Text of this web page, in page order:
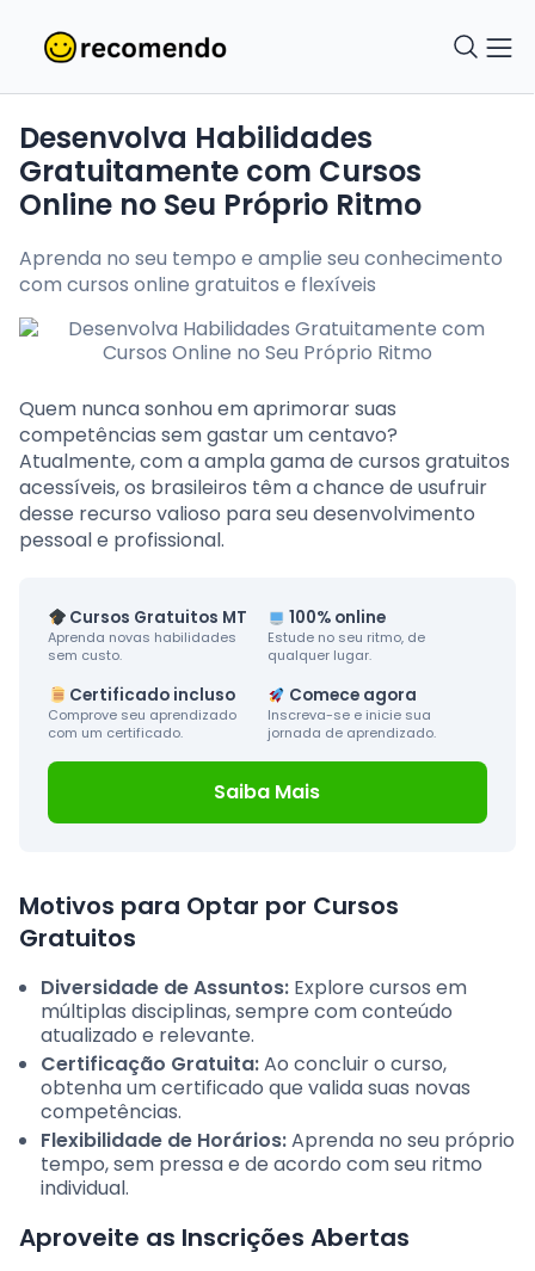
Desenvolva Habilidades
Gratuitamente com Cursos
Online no Seu Próprio Ritmo
Aprenda no seu tempo e amplie seu conhecimento
com cursos online gratuitos e flexíveis
Quem nunca sonhou em aprimorar suas
competências sem gastar um centavo?
Atualmente, com a ampla gama de cursos gratuitos
acessíveis, os brasileiros têm a chance de usufruir
desse recurso valioso para seu desenvolvimento
pessoal e profissional.
Cursos Gratuitos MT
Aprenda novas habilidades
sem custo.
100% online
Estude no seu ritmo, de
qualquer lugar.
Certificado incluso
Comprove seu aprendizado
com um certificado.
Comece agora
Inscreva-se e inicie sua
jornada de aprendizado.
Saiba Mais
Motivos para Optar por Cursos
Gratuitos
Diversidade de Assuntos: Explore cursos em
múltiplas disciplinas, sempre com conteúdo
atualizado e relevante.
Certificação Gratuita:Ao concluir o curso,
obtenha um certificado que valida suas novas
competências.
Flexibilidade de Horários:Aprenda no seu próprio
tempo, sem pressa e de acordo com seu ritmo
individual.
Aproveite as Inscrições Abertas